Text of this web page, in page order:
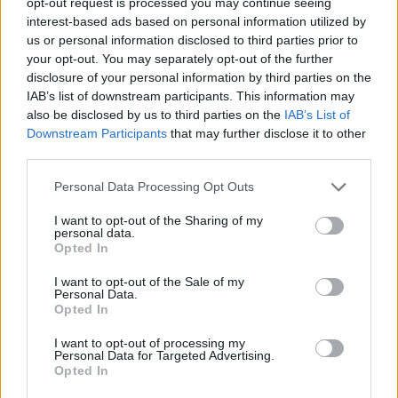
interest-based ads based on personal information utilized by
us or personal information disclosed to third parties prior to
your opt-out. You may separately opt-out of the further
disclosure of your personal information by third parties on the
IAB’s list of downstream participants. This information may
also be disclosed by us to third parties on the IAB’s List of
Downstream Participants that may further disclose it to other
Personal Data Processing Opt Outs
I want to opt-out of the Sharing of my
personal data.
Opted In
I want to opt-out of the Sale of my
Personal Data.
Opted In
I want to opt-out of processing my
Personal Data for Targeted Advertising.
Opted In
Pas dy vitesh në kërkim
për dosjen e inceneratorit
të Tiranës, arrestohet
Renardo Nallbani në
Arrestohet 73-vjeçari në
Krujë, ndezi zjarr për të
djegur barin dhe flakët u
përhapën drejt malit
Zjarri në Krujë përhapet
më tej, evakuohen
banorët e Barabit–Lluban,
raportohen shpërthime
armatimesh
Arrestohet pranë banesës
i dyshuari për vrasjen e